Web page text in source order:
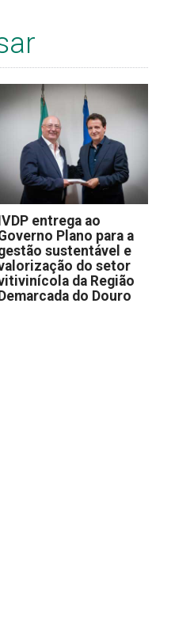
entrega ao
Plano para a
sustentável e
do setor
da Região
do Douro